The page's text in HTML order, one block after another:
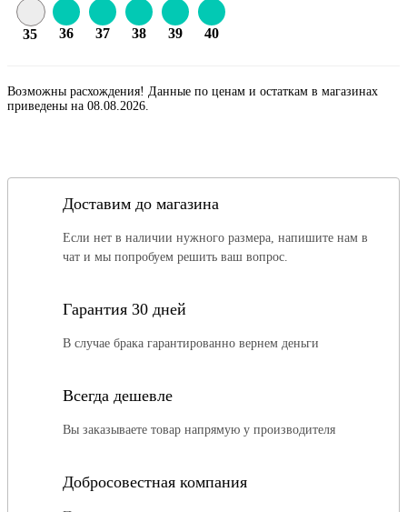
35 36 37 38 39 40
Возможны расхождения! Данные по ценам и остаткам в магазинах
приведены на 08.08.2026.
Доставим до магазина
Если нет в наличии нужного размера, напишите нам в
чат и мы попробуем решить ваш вопрос.
Гарантия 30 дней
В случае брака гарантированно вернем деньги
Всегда дешевле
Вы заказываете товар напрямую у производителя
Добросовестная компания